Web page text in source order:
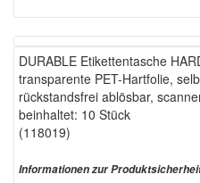
DURABLE Etikettentasche
transparente PET-Hartfolie,
rückstandsfrei ablösbar,
beinhaltet: 10 Stück
(118019)
Informationen zur